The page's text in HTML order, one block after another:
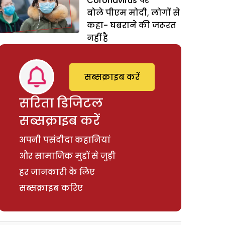
बोले पीएम मोदी, लोगों से
कहा- घबराने की जरूरत
नहीं है
सरिता डिजिटल
सब्सक्राइब करें
अपनी पसंदीदा कहानियां
और सामाजिक मुद्दों से जुड़ी
हर जानकारी के लिए
सब्सक्राइब करिए
सब्सक्राइब करें